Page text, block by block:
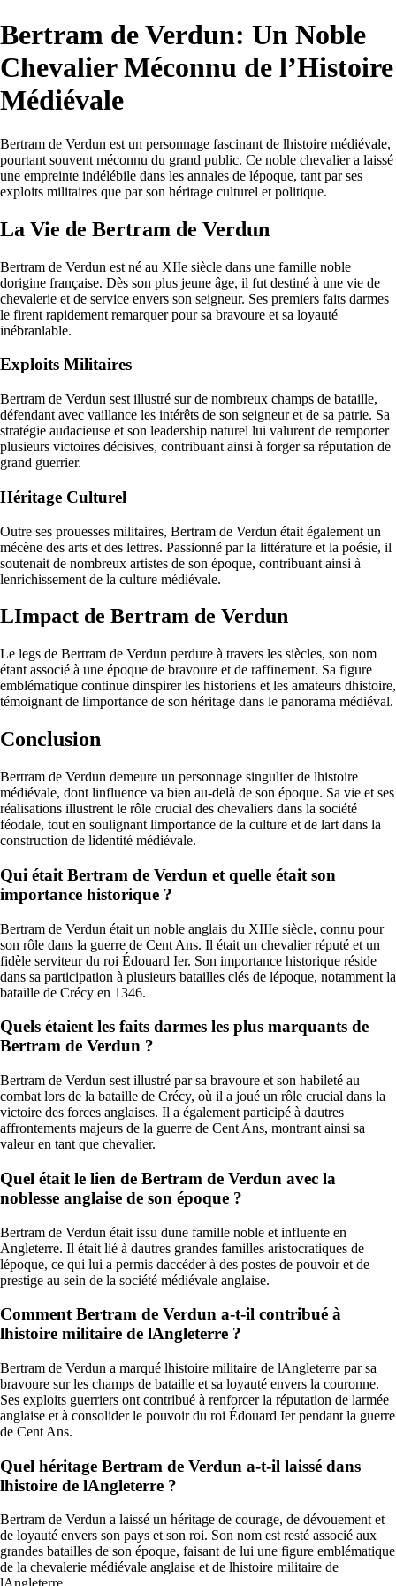
Bertram de Verdun: Un Noble
Chevalier Méconnu de l’Histoire
Médiévale
Bertram de Verdun est un personnage fascinant de lhistoire médiévale,
pourtant souvent méconnu du grand public. Ce noble chevalier a laissé
une empreinte indélébile dans les annales de lépoque, tant par ses
exploits militaires que par son héritage culturel et politique.
La Vie de Bertram de Verdun
Bertram de Verdun est né au XIIe siècle dans une famille noble
dorigine française. Dès son plus jeune âge, il fut destiné à une vie de
chevalerie et de service envers son seigneur. Ses premiers faits darmes
le firent rapidement remarquer pour sa bravoure et sa loyauté
inébranlable.
Exploits Militaires
Bertram de Verdun sest illustré sur de nombreux champs de bataille,
défendant avec vaillance les intérêts de son seigneur et de sa patrie. Sa
stratégie audacieuse et son leadership naturel lui valurent de remporter
plusieurs victoires décisives, contribuant ainsi à forger sa réputation de
grand guerrier.
Héritage Culturel
Outre ses prouesses militaires, Bertram de Verdun était également un
mécène des arts et des lettres. Passionné par la littérature et la poésie, il
soutenait de nombreux artistes de son époque, contribuant ainsi à
lenrichissement de la culture médiévale.
LImpact de Bertram de Verdun
Le legs de Bertram de Verdun perdure à travers les siècles, son nom
étant associé à une époque de bravoure et de raffinement. Sa figure
emblématique continue dinspirer les historiens et les amateurs dhistoire,
témoignant de limportance de son héritage dans le panorama médiéval.
Conclusion
Bertram de Verdun demeure un personnage singulier de lhistoire
médiévale, dont linfluence va bien au-delà de son époque. Sa vie et ses
réalisations illustrent le rôle crucial des chevaliers dans la société
féodale, tout en soulignant limportance de la culture et de lart dans la
construction de lidentité médiévale.
Qui était Bertram de Verdun et quelle était son
importance historique ?
Bertram de Verdun était un noble anglais du XIIIe siècle, connu pour
son rôle dans la guerre de Cent Ans. Il était un chevalier réputé et un
fidèle serviteur du roi Édouard Ier. Son importance historique réside
dans sa participation à plusieurs batailles clés de lépoque, notamment la
bataille de Crécy en 1346.
Quels étaient les faits darmes les plus marquants de
Bertram de Verdun ?
Bertram de Verdun sest illustré par sa bravoure et son habileté au
combat lors de la bataille de Crécy, où il a joué un rôle crucial dans la
victoire des forces anglaises. Il a également participé à dautres
affrontements majeurs de la guerre de Cent Ans, montrant ainsi sa
valeur en tant que chevalier.
Quel était le lien de Bertram de Verdun avec la
noblesse anglaise de son époque ?
Bertram de Verdun était issu dune famille noble et influente en
Angleterre. Il était lié à dautres grandes familles aristocratiques de
lépoque, ce qui lui a permis daccéder à des postes de pouvoir et de
prestige au sein de la société médiévale anglaise.
Comment Bertram de Verdun a-t-il contribué à
lhistoire militaire de lAngleterre ?
Bertram de Verdun a marqué lhistoire militaire de lAngleterre par sa
bravoure sur les champs de bataille et sa loyauté envers la couronne.
Ses exploits guerriers ont contribué à renforcer la réputation de larmée
anglaise et à consolider le pouvoir du roi Édouard Ier pendant la guerre
de Cent Ans.
Quel héritage Bertram de Verdun a-t-il laissé dans
lhistoire de lAngleterre ?
Bertram de Verdun a laissé un héritage de courage, de dévouement et
de loyauté envers son pays et son roi. Son nom est resté associé aux
grandes batailles de son époque, faisant de lui une figure emblématique
de la chevalerie médiévale anglaise et de lhistoire militaire de